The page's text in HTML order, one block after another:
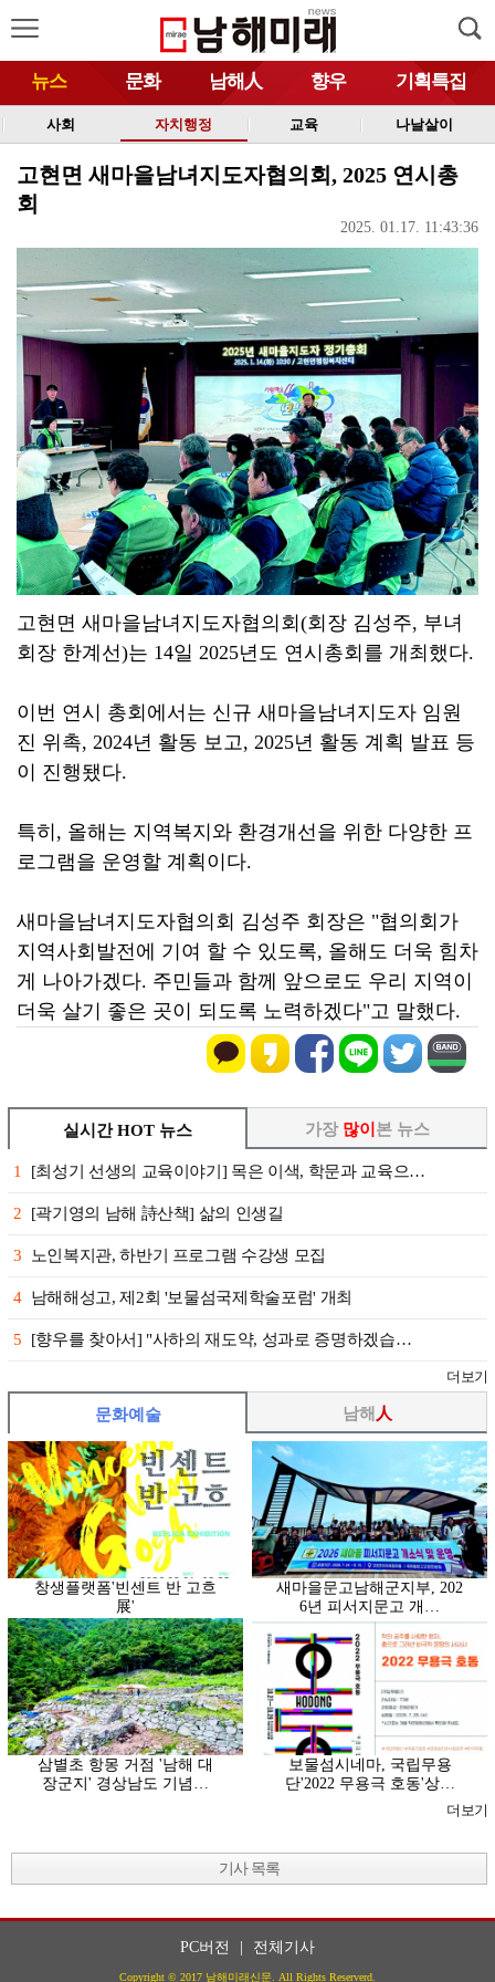
뉴스 문화 남해人 향우 기획특집
사회 자치행정 교육 나날살이
고현면 새마을남녀지도자협의회, 2025 연시총
회
2025. 01.17. 11:43:36
고현면 새마을남녀지도자협의회(회장 김성주, 부녀
회장 한계선)는 14일 2025년도 연시총회를 개최했다.
이번 연시 총회에서는 신규 새마을남녀지도자 임원
진 위촉, 2024년 활동 보고, 2025년 활동 계획 발표 등
이 진행됐다.
특히, 올해는 지역복지와 환경개선을 위한 다양한 프
로그램을 운영할 계획이다.
새마을남녀지도자협의회 김성주 회장은 "협의회가
지역사회발전에 기여 할 수 있도록, 올해도 더욱 힘차
게 나아가겠다. 주민들과 함께 앞으로도 우리 지역이
더욱 살기 좋은 곳이 되도록 노력하겠다"고 말했다.
실시간 HOT 뉴스
1 [최성기 선생의 교육이야기] 목은 이색, 학문과 교육으…
2 [곽기영의 남해 詩산책] 삶의 인생길
3 노인복지관, 하반기 프로그램 수강생 모집
4 남해해성고, 제2회 '보물섬국제학술포럼' 개최
5 [향우를 찾아서] "사하의 재도약, 성과로 증명하겠습…
더보기
가장 많이본 뉴스
문화예술
창생플랫폼'빈센트 반 고흐
展'
새마을문고남해군지부, 202
6년 피서지문고 개…
삼별초 항몽 거점 '남해 대
장군지' 경상남도 기념…
보물섬시네마, 국립무용
단'2022 무용극 호동'상…
더보기
남해 人
기사 목록
PC버전 전체기사
Copyright © 2017 남해미래신문. All Rights Reserverd.